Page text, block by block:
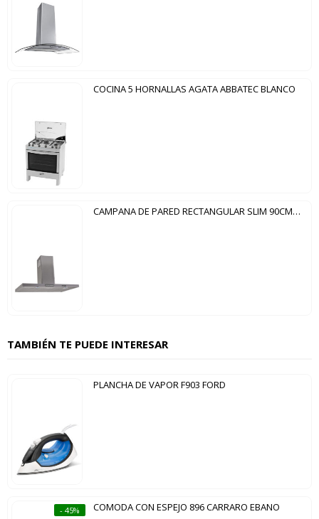
COCINA 5 HORNALLAS AGATA ABBATEC BLANCO
CAMPANA DE PARED RECTANGULAR SLIM 90CM FOGATTI INOX
TAMBIÉN TE PUEDE INTERESAR
PLANCHA DE VAPOR F903 FORD
COMODA CON ESPEJO 896 CARRARO EBANO
- 45%